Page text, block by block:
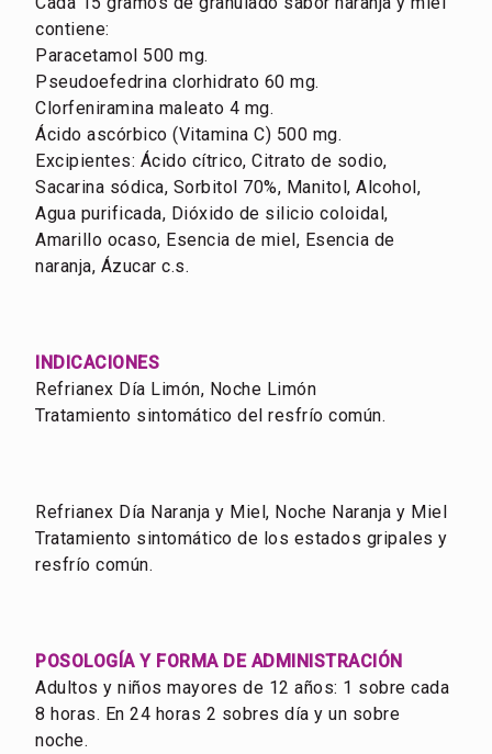
contiene:
Paracetamol 500 mg.
Pseudoefedrina clorhidrato 60 mg.
Clorfeniramina maleato 4 mg.
Ácido ascórbico (Vitamina C) 500 mg.
Excipientes: Ácido cítrico, Citrato de sodio,
Sacarina sódica, Sorbitol 70%, Manitol, Alcohol,
Agua purificada, Dióxido de silicio coloidal,
Amarillo ocaso, Esencia de miel, Esencia de
naranja, Ázucar c.s.
INDICACIONES
Refrianex Día Limón, Noche Limón
Tratamiento sintomático del resfrío común.
Refrianex Día Naranja y Miel, Noche Naranja y Miel
Tratamiento sintomático de los estados gripales y
resfrío común.
POSOLOGÍA Y FORMA DE ADMINISTRACIÓN
Adultos y niños mayores de 12 años: 1 sobre cada
8 horas. En 24 horas 2 sobres día y un sobre
noche.